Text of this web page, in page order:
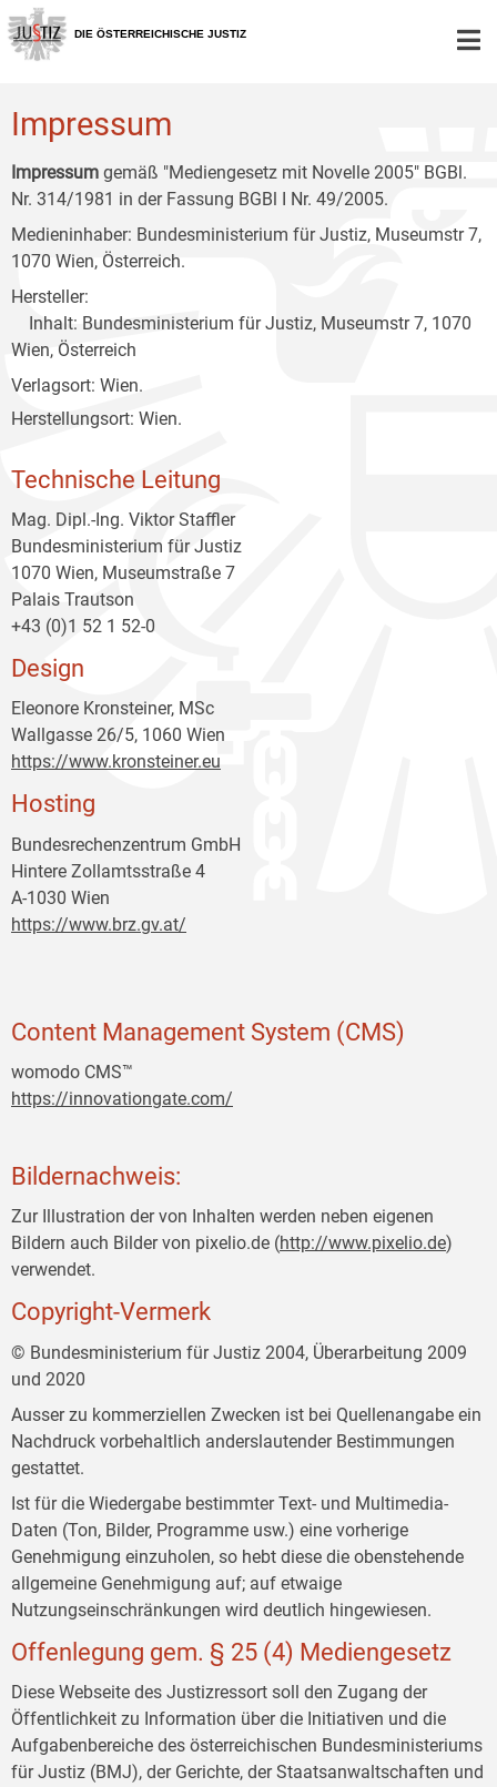
Zur
Hauptnavigation
[1]
Zum
Inhalt
[2]
Zum
Untermenü
[3]
DIE ÖSTERREICHISCHE JUSTIZ
Impressum
Impressum gemäß "Mediengesetz mit Novelle 2005" BGBl.
Nr. 314/1981 in der Fassung BGBl I Nr. 49/2005.
Medieninhaber: Bundesministerium für Justiz, Museumstr 7,
1070 Wien, Österreich.
Hersteller:
Inhalt: Bundesministerium für Justiz, Museumstr 7, 1070
Wien, Österreich
Verlagsort: Wien.
Herstellungsort: Wien.
Technische Leitung
Mag. Dipl.-Ing. Viktor Staffler
Bundesministerium für Justiz
1070 Wien, Museumstraße 7
Palais Trautson
+43 (0)1 52 1 52-0
Design
Eleonore Kronsteiner, MSc
Wallgasse 26/5, 1060 Wien
https://www.kronsteiner.eu
Hosting
Bundesrechenzentrum GmbH
Hintere Zollamtsstraße 4
A-1030 Wien
https://www.brz.gv.at/
Content Management System (CMS)
womodo CMS™
https://innovationgate.com/
Bildernachweis:
Zur Illustration der von Inhalten werden neben eigenen
Bildern auch Bilder von pixelio.de (http://www.pixelio.de)
verwendet.
Copyright-Vermerk
© Bundesministerium für Justiz 2004, Überarbeitung 2009
und 2020
Ausser zu kommerziellen Zwecken ist bei Quellenangabe ein
Nachdruck vorbehaltlich anderslautender Bestimmungen
gestattet.
Ist für die Wiedergabe bestimmter Text- und Multimedia-
Daten (Ton, Bilder, Programme usw.) eine vorherige
Genehmigung einzuholen, so hebt diese die obenstehende
allgemeine Genehmigung auf; auf etwaige
Nutzungseinschränkungen wird deutlich hingewiesen.
Offenlegung gem. § 25 (4) Mediengesetz
Diese Webseite des Justizressort soll den Zugang der
Öffentlichkeit zu Information über die Initiativen und die
Aufgabenbereiche des österreichischen Bundesministeriums
für Justiz (BMJ), der Gerichte, der Staatsanwaltschaften und